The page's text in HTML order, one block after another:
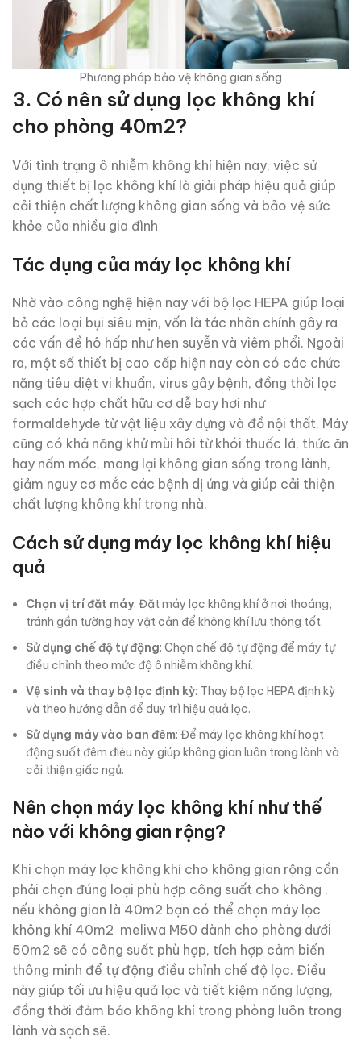
Phương pháp bảo vệ không gian sống
3. Có nên sử dụng lọc không khí
cho phòng 40m2?
Với tình trạng ô nhiễm không khí hiện nay, việc sử
dụng thiết bị lọc không khí là giải pháp hiệu quả giúp
cải thiện chất lượng không gian sống và bảo vệ sức
khỏe của nhiều gia đình
Tác dụng của máy lọc không khí
Nhờ vào công nghệ hiện nay với bộ lọc HEPA giúp loại
bỏ các loại bụi siêu mịn, vốn là tác nhân chính gây ra
các vấn đề hô hấp như hen suyễn và viêm phổi. Ngoài
ra, một số thiết bị cao cấp hiện nay còn có các chức
năng tiêu diệt vi khuẩn, virus gây bệnh, đồng thời lọc
sạch các hợp chất hữu cơ dễ bay hơi như
formaldehyde từ vật liệu xây dựng và đồ nội thất. Máy
cũng có khả năng khử mùi hôi từ khói thuốc lá, thức ăn
hay nấm mốc, mang lại không gian sống trong lành,
giảm nguy cơ mắc các bệnh dị ứng và giúp cải thiện
chất lượng không khí trong nhà.
Cách sử dụng máy lọc không khí hiệu
quả
Chọn vị trí đặt máy: Đặt máy lọc không khí ở nơi thoáng,
tránh gần tường hay vật cản để không khí lưu thông tốt.
Sử dụng chế độ tự động: Chọn chế độ tự động để máy tự
điều chỉnh theo mức độ ô nhiễm không khí.
Vệ sinh và thay bộ lọc định kỳ: Thay bộ lọc HEPA định kỳ
và theo hướng dẫn để duy trì hiệu quả lọc.
Sử dụng máy vào ban đêm: Để máy lọc không khí hoạt
động suốt đêm đièu này giúp không gian luôn trong lành và
cải thiện giấc ngủ.
Nên chọn máy lọc không khí như thế
nào với không gian rộng?
Khi chọn máy lọc không khí cho không gian rộng cần
phải chọn đúng loại phù hợp công suất cho không ,
nếu không gian là 40m2 bạn có thể chọn máy lọc
không khí 40m2 meliwa M50 dành cho phòng dưới
50m2 sẽ có công suất phù hợp, tích hợp cảm biến
thông minh để tự động điều chỉnh chế độ lọc. Điều
này giúp tối ưu hiệu quả lọc và tiết kiệm năng lượng,
đồng thời đảm bảo không khí trong phòng luôn trong
lành và sạch sẽ.